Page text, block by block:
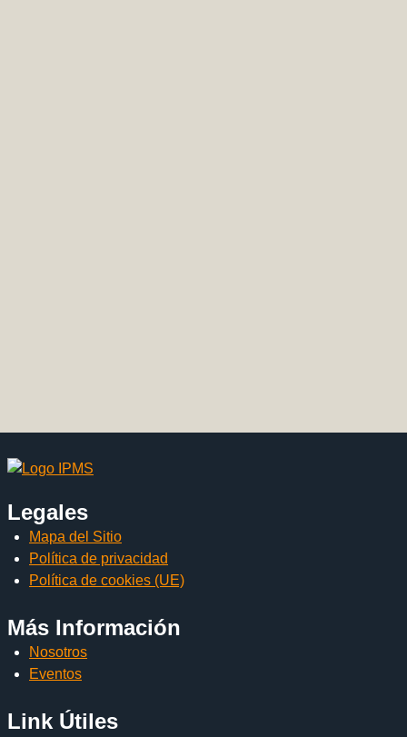
Legales
Mapa del Sitio
Política de privacidad
Política de cookies (UE)
Más Información
Nosotros
Eventos
Link Útiles